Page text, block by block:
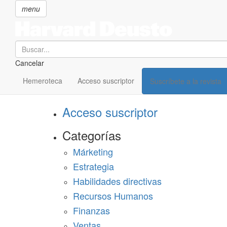
menu
Search
Cancelar
Hemeroteca Acceso suscriptor Suscríbete a la revista
SECCIONES
Suscríbete a Harvard Deusto
Acceso suscriptor
Categorías
Márketing
Estrategia
Habilidades directivas
Recursos Humanos
Finanzas